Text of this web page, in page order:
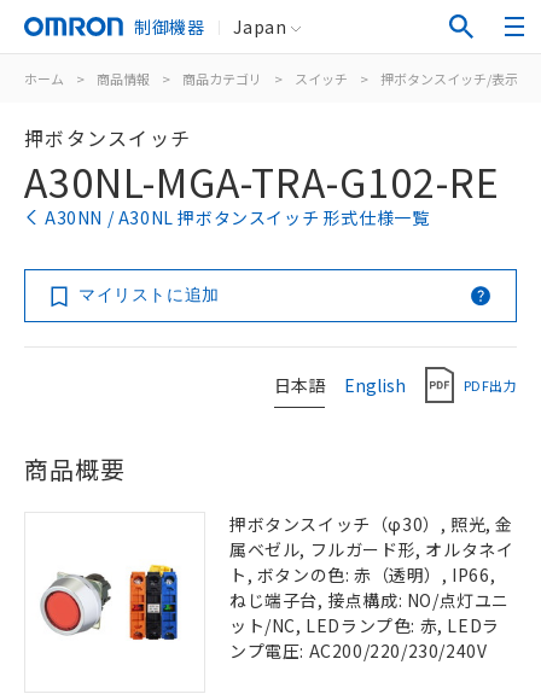
制御機器 Japan
ホーム > 商品情報 > 商品カテゴリ > スイッチ > 押ボタンスイッチ/表示灯
押ボタンスイッチ
A30NL-MGA-TRA-G102-RE
A30NN / A30NL 押ボタンスイッチ 形式仕様一覧
マイリストに追加
日本語 English PDF出力
商品概要
押ボタンスイッチ（φ30）, 照光, 金
属ベゼル, フルガード形, オルタネイ
ト, ボタンの色: 赤（透明）, IP66,
ねじ端子台, 接点構成: NO/点灯ユニ
ット/NC, LEDランプ色: 赤, LEDラ
ンプ電圧: AC200/220/230/240V